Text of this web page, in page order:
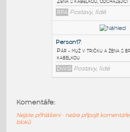
DWG Postavy, lidé
OldLady
Stařenka s kabelkou
DWG Postavy, lidé
RFA Postavy, lidé
Komentáře:
Nejste přihlášeni - nelze připojit komentáře
bloků